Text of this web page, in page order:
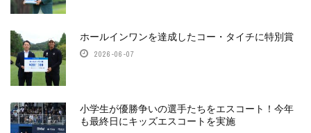
ホールインワンを達成したコー・タイチに特別賞
2026-06-07
小学生が優勝争いの選手たちをエスコート！今年
も最終日にキッズエスコートを実施